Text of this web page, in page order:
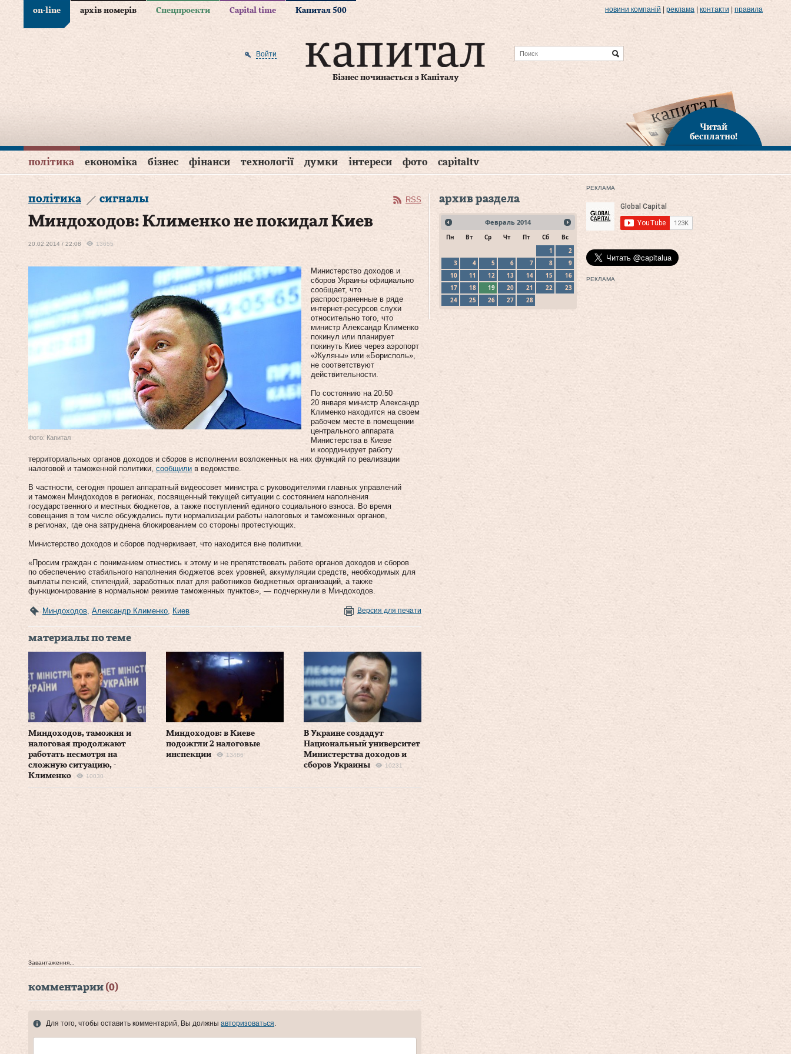
on-line архів номерів Спецпроекти Capital time Капитал 500 новини компаній реклама контакти правила
Бізнес починається з Капіталу
Войти
Читай
бесплатно!
політика економіка бізнес фінанси технології думки інтереси фото capitaltv
політика сигналы RSS
Миндоходов: Клименко не покидал Киев
20.02.2014 / 22:08 13655
Фото: Капитал
Министерство доходов и
сборов Украины официально
сообщает, что
распространенные в ряде
интернет-ресурсов слухи
относительно того, что
министр Александр Клименко
покинул или планирует
покинуть Киев через аэропорт
«Жуляны» или «Борисполь»,
не соответствуют
действительности.
По состоянию на 20:50
20 января министр Александр
Клименко находится на своем
рабочем месте в помещении
центрального аппарата
Министерства в Киеве
и координирует работу
территориальных органов доходов и сборов в исполнении возложенных на них функций по реализации
налоговой и таможенной политики, сообщили в ведомстве.
В частности, сегодня прошел аппаратный видеосовет министра с руководителями главных управлений
и таможен Миндоходов в регионах, посвященный текущей ситуации с состоянием наполнения
государственного и местных бюджетов, а также поступлений единого социального взноса. Во время
совещания в том числе обсуждались пути нормализации работы налоговых и таможенных органов,
в регионах, где она затруднена блокированием со стороны протестующих.
Министерство доходов и сборов подчеркивает, что находится вне политики.
«Просим граждан с пониманием отнестись к этому и не препятствовать работе органов доходов и сборов
по обеспечению стабильного наполнения бюджетов всех уровней, аккумуляции средств, необходимых для
выплаты пенсий, стипендий, заработных плат для работников бюджетных организаций, а также
функционирование в нормальном режиме таможенных пунктов», — подчеркнули в Миндоходов.
Миндоходов, Александр Клименко, Киев Версия для печати
материалы по теме
Миндоходов, таможня и
налоговая продолжают
работать несмотря на
сложную ситуацию, -
Клименко
10030
Миндоходов: в Киеве
подожгли 2 налоговые
инспекции
13486
В Украине создадут
Национальный университет
Министерства доходов и
сборов Украины
10231
Завантаження...
комментарии (0)
Для того, чтобы оставить комментарий, Вы должны авторизоваться.
архив раздела
Февраль 2014
Пн Вт Ср Чт Пт Сб
Вс
1
2
3
4 5 6 7 8
9
10
11 12 13 14 15
16
17
18 19 20 21 22
23
24
25 26 27 28
РЕКЛАМА
РЕКЛАМА